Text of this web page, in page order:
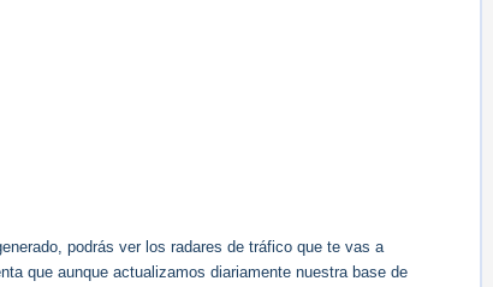
podrás ver los radares de tráfico que te vas a
que aunque actualizamos diariamente nuestra base de